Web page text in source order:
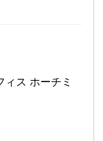
ィス ホーチミ